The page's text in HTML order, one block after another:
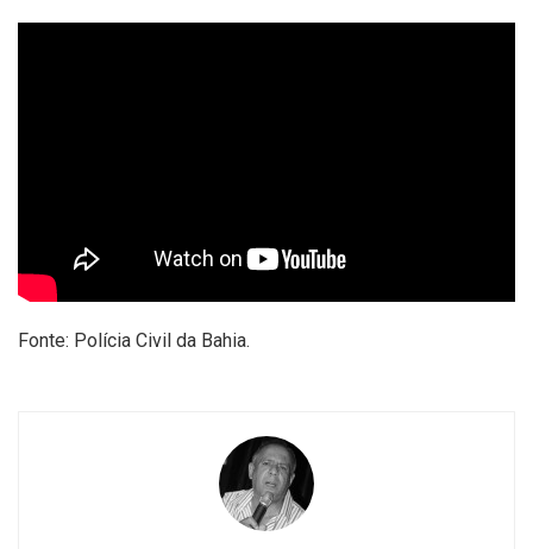
Fonte: Polícia Civil da Bahia.